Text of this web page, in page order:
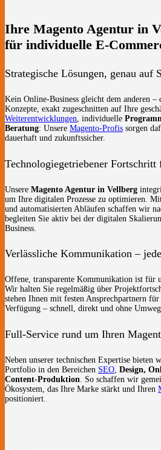
Ihre Magento Agentur in
für individuelle E-
Strategische Lösungen, genau auf
Kein Online-Business gleicht dem anderen –
Konzepte, exakt zugeschnitten auf Ihre
Weiterentwicklungen , individuelle
Beratung: Unsere Magento-Profis sorgen
dauerhaft und zukunftssicher.
Technologiegetriebener
Unsere Magento Agentur in Vellberg
um Ihre digitalen Prozesse zu optimieren.
und automatisierten Abläufen schaffen wir
begleiten Sie aktiv bei der digitalen
Business.
Verlässliche Kommunikation –
Offene, transparente Kommunikation ist für
Wir halten Sie regelmäßig über
stehen Ihnen mit festen Ansprechpartnern
Verfügung – schnell, direkt und ohne
Full-Service rund um Ihren
Neben unserer technischen Expertise bieten
Portfolio in den Bereichen SEO, Design,
Content-Produktion. So schaffen wir
Ökosystem, das Ihre Marke stärkt und Ihren
positioniert.